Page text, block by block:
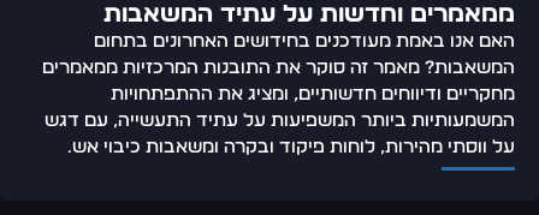
ממאמרים וחדשות על עתיד המשאבות
האם אנו באמת מעודכנים בחידושים האחרונים בתחום
המשאבות? מאמר זה סוקר את התובנות המרכזיות ממאמרים
מחקריים ודיווחים חדשותיים, ומציג את ההתפתחויות
המשמעותיות ביותר המשפיעות על עתיד התעשייה, עם דגש
על ווסתי מהירות, לוחות פיקוד ובקרה ומשאבות כיבוי אש.